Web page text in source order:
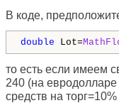
В коде,
double Lot=
то есть если имеем
240 (на
средств на